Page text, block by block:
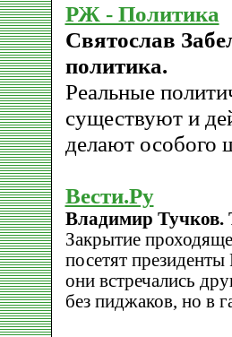
РЖ - Политика
Святослав
политика.
Реальные
существуют и
делают особого
Вести.Ру
Владимир Тучков.
Закрытие
посетят
они встречались
без пиджаков, но в